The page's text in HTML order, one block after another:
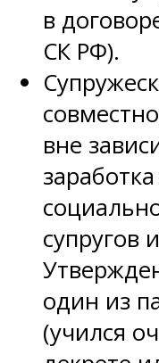
в
СК РФ).
вне
супругов
один из
(учился